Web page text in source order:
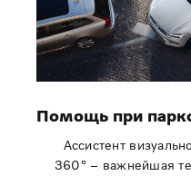
Помощь при
Ассистент
360° – важнейшая